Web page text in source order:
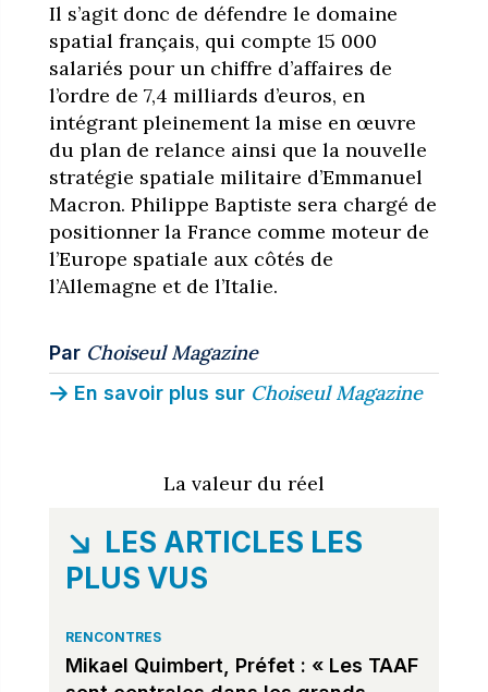
Il s’agit donc de défendre le domaine
spatial français, qui compte 15 000
salariés pour un chiffre d’affaires de
l’ordre de 7,4 milliards d’euros, en
intégrant pleinement la mise en œuvre
du plan de relance ainsi que la nouvelle
stratégie spatiale militaire d’Emmanuel
Macron. Philippe Baptiste sera chargé de
positionner la France comme moteur de
l’Europe spatiale aux côtés de
l’Allemagne et de l’Italie.
Par Choiseul Magazine
En savoir plus sur Choiseul Magazine
La valeur du réel
LES ARTICLES LES
PLUS VUS
RENCONTRES
Mikael Quimbert, Préfet : « Les TAAF